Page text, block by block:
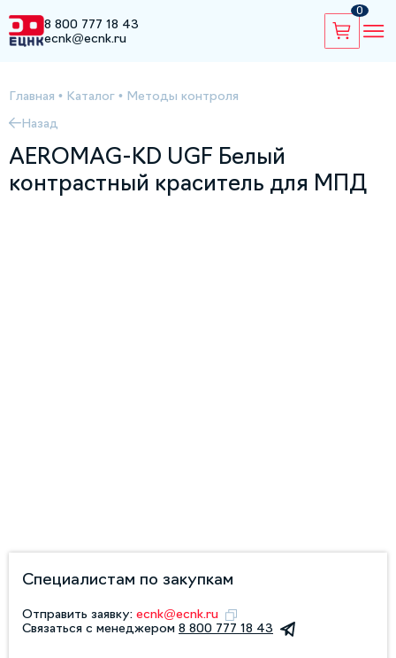
8 800 777 18 43
ecnk@ecnk.ru
0
Главная • Каталог • Методы контроля
Назад
AEROMAG-KD UGF Белый
контрастный краситель для МПД
Специалистам по закупкам
Отправить заявку: ecnk@ecnk.ru
Связаться с менеджером 8 800 777 18 43